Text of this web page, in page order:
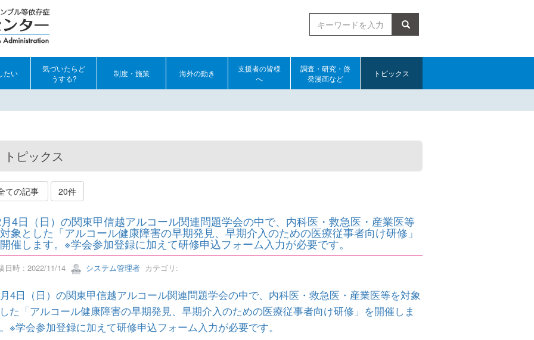
検索
たい
気づいたらど
うする?
制度・施策 海外の動き
支援者の皆様
へ
調査・研究・啓
発漫画など
トピックス
トピックス
ての記事 20件
4日（日）の関東甲信越アルコール関連問題学会の中で、内科医・救急医・産業医等
象とした「アルコール健康障害の早期発見、早期介入のための医療従事者向け研修」
催します。※学会参加登録に加えて研修申込フォーム入力が必要です。
日時 : 2022/11/14 システム管理者カテゴリ:
4日（日）の関東甲信越アルコール関連問題学会の中で、内科医・救急医・産業医等を対象
た「アルコール健康障害の早期発見、早期介入のための医療従事者向け研修」を開催しま
※学会参加登録に加えて研修申込フォーム入力が必要です。